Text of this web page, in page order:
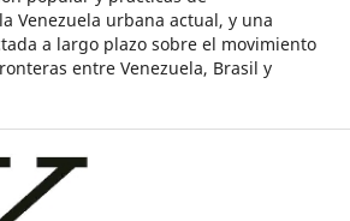
Venezuela urbana actual, y una
a largo plazo sobre el movimiento
entre Venezuela, Brasil y